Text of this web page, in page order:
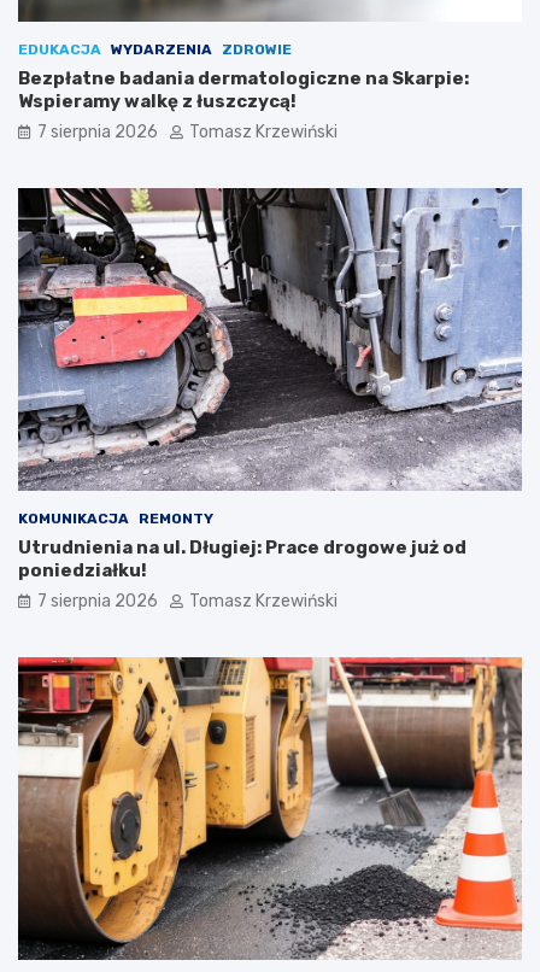
EDUKACJA WYDARZENIA ZDROWIE
Bezpłatne badania dermatologiczne na Skarpie:
Wspieramy walkę z łuszczycą!
7 sierpnia 2026 Tomasz Krzewiński
KOMUNIKACJA REMONTY
Utrudnienia na ul. Długiej: Prace drogowe już od
poniedziałku!
7 sierpnia 2026 Tomasz Krzewiński